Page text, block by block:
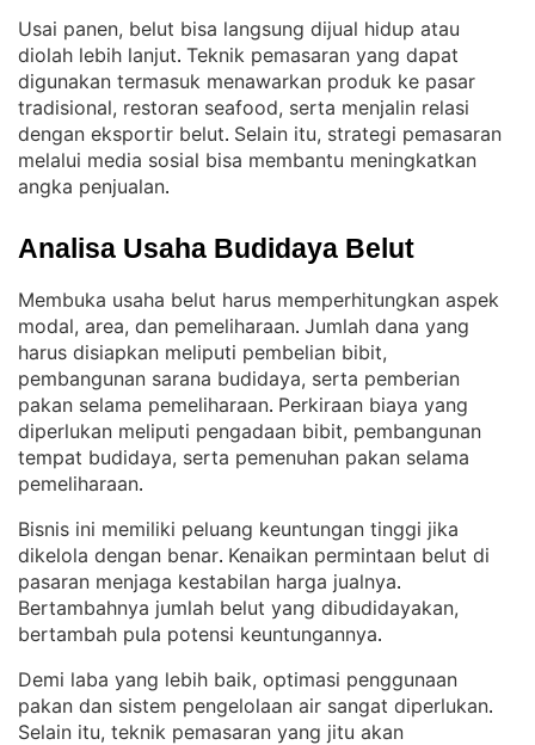
Usai panen, belut bisa langsung dijual hidup atau
diolah lebih lanjut. Teknik pemasaran yang dapat
digunakan termasuk menawarkan produk ke pasar
tradisional, restoran seafood, serta menjalin relasi
dengan eksportir belut. Selain itu, strategi pemasaran
melalui media sosial bisa membantu meningkatkan
angka penjualan.
Analisa Usaha Budidaya Belut
Membuka usaha belut harus memperhitungkan aspek
modal, area, dan pemeliharaan. Jumlah dana yang
harus disiapkan meliputi pembelian bibit,
pembangunan sarana budidaya, serta pemberian
pakan selama pemeliharaan. Perkiraan biaya yang
diperlukan meliputi pengadaan bibit, pembangunan
tempat budidaya, serta pemenuhan pakan selama
pemeliharaan.
Bisnis ini memiliki peluang keuntungan tinggi jika
dikelola dengan benar. Kenaikan permintaan belut di
pasaran menjaga kestabilan harga jualnya
Bertambahnya jumlah belut yang dibudidayakan,
bertambah pula potensi keuntungannya.
Demi laba yang lebih baik, optimasi penggunaan
pakan dan sistem pengelolaan air sangat diperlukan
Selain itu, teknik pemasaran yang jitu akan